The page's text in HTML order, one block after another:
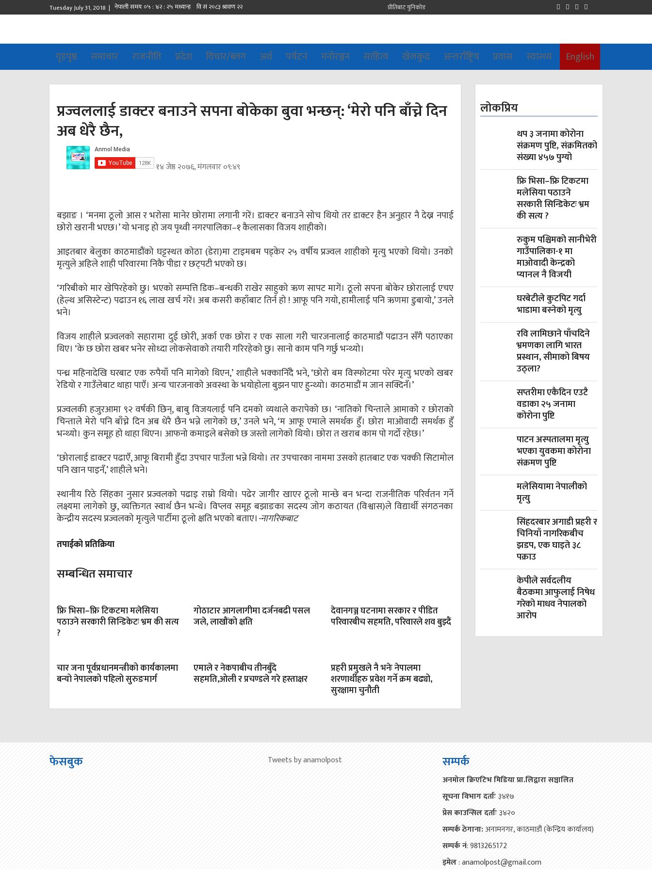
Tuesday July 31, 2018 | प्रीतिबाट युनिकोड
गृहपृष्ठ समाचार राजनीति प्रदेश विचार/ब्लग अर्थ पर्यटन मनोरञ्जन साहित्य खेलकुद अन्तर्राष्ट्रिय प्रवास स्वास्थ्य English
प्रज्वललाई डाक्टर बनाउने सपना बोकेका बुवा भन्छन्: ‘मेरो पनि बाँच्ने दिन
अब धेरै छैन,
१४ जेष्ठ २०७६, मंगलवार ०९:४९
बझाङ । ‘मनमा ठूलो आस र भरोसा मानेर छोरामा लगानी गरें। डाक्टर बनाउने सोच थियो तर डाक्टर हैन अनुहार नै देख्न नपाई
छोरो खरानी भएछ।’ यो भनाइ हो जय पृथ्वी नगरपालिका–१ कैलासका विजय शाहीको।
आइतबार बेलुका काठमाडौंको घट्टस्थत कोठा (डेरा)मा टाइमबम पड्केर २५ वर्षीय प्रज्वल शाहीको मृत्यु भएको थियो। उनको
मृत्युले अहिले शाही परिवारमा निकै पीडा र छट्पटी भएको छ।
‘गरिबीको मार खेपिरहेको छु। भएको सम्पत्ति डिक–बन्धकी राखेर साहुको ऋण सापट मागें। ठूलो सपना बोकेर छोरालाई एचए
(हेल्थ असिस्टेन्ट) पढाउन १६ लाख खर्च गरें। अब कसरी कहाँबाट तिर्न हो ! आफू पनि गयो, हामीलाई पनि ऋणमा डुबायो,’ उनले
भने।
विजय शाहीले प्रज्वलको सहारामा दुई छोरी, अर्का एक छोरा र एक साला गरी चारजनालाई काठमाडौं पढाउन सँगै पठाएका
थिए। ‘के छ छोरा खबर भनेर सोध्दा लोकसेवाको तयारी गरिरहेको छु। सानो काम पनि गर्छु भन्थ्यो।
पन्ध्र महिनादेखि घरबाट एक रुपैयाँ पनि मागेको थिएन,’ शाहीले भक्कानिँदै भने, ‘छोरो बम विस्फोटमा परेर मृत्यु भएको खबर
रेडियो र गाउँलेबाट थाहा पाएँ। अन्य चारजनाको अवस्था के भयोहोला बुझन पाए हुन्थ्यो। काठमाडौं म जान सक्दिनँ।’
प्रज्वलकी हजुरआमा ९२ वर्षकी छिन्, बाबु विजयलाई पनि दमको व्यथाले करापेको छ। ‘नातिको चिन्ताले आमाको र छोराको
चिन्ताले मेरो पनि बाँच्ने दिन अब धेरै छैन भन्ने लागेको छ,’ उनले भने, ‘म आफू एमाले समर्थक हुँ। छोरा माओवादी समर्थक हुँ
भन्थ्यो। कुन समूह हो थाहा थिएन। आफनो कमाइले बसेको छ जस्तो लागेको थियो। छोरा त खराब काम पो गर्दो रहेछ।’
‘छोरालाई डाक्टर पढाएँ, आफू बिरामी हुँदा उपचार पाउँला भन्ने थियो। तर उपचारका नाममा उसको हातबाट एक चक्की सिटामोल
पनि खान पाइनँ,’ शाहीले भने।
स्थानीय रिठे सिंहका नुसार प्रज्वलको पढाइ राम्रो थियो। पढेर जागीर खाएर ठूलो मान्छे बन भन्दा राजनीतिक परिर्वतन गर्ने
लक्ष्यमा लागेको छु, व्यक्तिगत स्वार्थ छैन भन्थे। विप्लव समूह बझाङका सदस्य जोग कठायत (विश्वास)ले विद्यार्थी संगठनका
केन्द्रीय सदस्य प्रज्वलको मृत्युले पार्टीमा ठूलो क्षति भएको बताए।-नागरिकबाट
तपाईको प्रतिक्रिया
सम्बन्धित समाचार
फ्रि भिसा–फ्रि टिकटमा मलेसिया
पठाउने सरकारी सिन्डिकेटः भ्रम की सत्य
?
गोठाटार आगलागीमा दर्जनबढी पसल
जले, लाखौंको क्षति
देवानगञ्ज घटनामा सरकार र पीडित
परिवारबीच सहमति, परिवारले शव बुझ्दैं
चार जना पूर्वप्रधानमन्त्रीको कार्यकालमा
बन्यो नेपालको पहिलो सुरुङमार्ग
एमाले र नेकपाबीच तीनबुँदे
सहमति,ओली र प्रचण्डले गरे हस्ताक्षर
प्रहरी प्रमुखले नै भनेः नेपालमा
शरणार्थीहरु प्रवेश गर्ने क्रम बढ्यो,
सुरक्षामा चुनौती
लोकप्रिय
थप ३ जनामा कोरोना
संक्रमण पुष्टि, संक्रमितको
संख्या ४५७ पुग्यो
फ्रि भिसा–फ्रि टिकटमा
मलेसिया पठाउने
सरकारी सिन्डिकेटः भ्रम
की सत्य ?
रुकुम पश्चिमको सानीभेरी
गाउँपालिका-१ मा
माओवादी केन्द्रको
प्यानल नै विजयी
घरबेटीले कुटपिट गर्दा
भाडामा बस्नेको मृत्यु
रवि लामिछाने पाँचदिने
भ्रमणका लागि भारत
प्रस्थान, सीमाको बिषय
उठ्ला?
सप्तरीमा एकैदिन एउटै
वडाका २५ जनामा
कोरोना पुष्टि
पाटन अस्पतालमा मृत्यु
भएका युवकमा कोरोना
संक्रमण पुष्टि
मलेसियामा नेपालीको
मृत्यु
सिंहदरबार अगाडी प्रहरी र
चिनियाँ नागरिकबीच
झडप, एक घाइते ३८
पक्राउ
केपीले सर्वदलीय
बैठकमा आफुलाई निषेध
गरेको माधव नेपालको
आरोप
फेसबुक Tweets by anamolpost सम्पर्क
अनमोल क्रिएटिभ मिडिया प्रा.लिद्वारा सञ्चालित
सूचना विभाग दर्ताः३४१७
प्रेस काउन्सिल दर्ताः३४२०
सम्पर्क ठेगाना:अनामनगर, काठमाडौं (केन्द्रिय कार्यालय)
सम्पर्क नं: 9813265172
इमेल: anamolpost@gmail.com